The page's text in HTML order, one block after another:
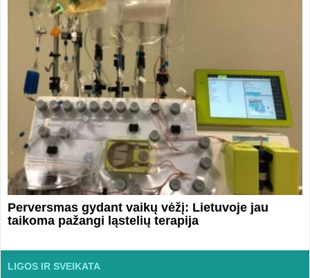
Perversmas gydant vaikų vėžį: Lietuvoje jau
taikoma pažangi ląstelių terapija
LIGOS IR SVEIKATA